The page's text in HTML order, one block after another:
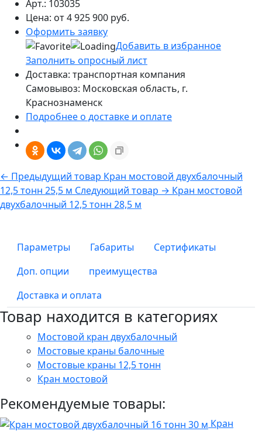
Арт.: 103035
Цена: от 4 925 900 руб.
Оформить заявку
Добавить в избранное
Заполнить опросный лист
Доставка: транспортная компания
Самовывоз: Московская область, г.
Краснознаменск
Подробнее о доставке и оплате
← Предыдущий товар Кран мостовой двухбалочный
12,5 тонн 25,5 м Следующий товар → Кран мостовой
двухбалочный 12,5 тонн 28,5 м
Параметры Габариты
Сертификаты
Доп. опции
преимущества
Доставка и оплата
Товар находится в категориях
Мостовой кран двухбалочный
Мостовые краны балочные
Мостовые краны 12,5 тонн
Кран мостовой
Рекомендуемые товары:
Кран